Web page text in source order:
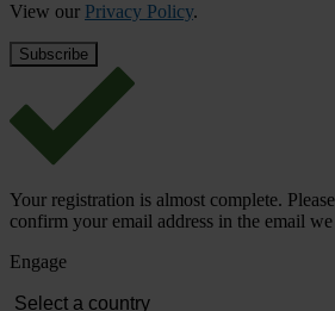
View our Privacy Policy.
Your registration is almost complete.
confirm your email address in the email
Engage